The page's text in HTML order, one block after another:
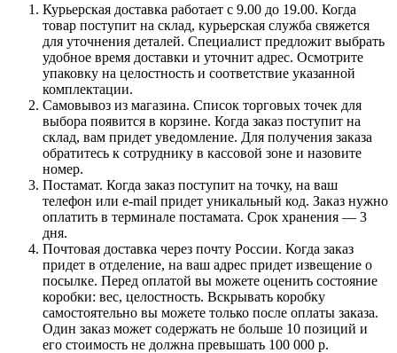
Курьерская доставка работает с 9.00 до 19.00. Когда
товар поступит на склад, курьерская служба свяжется
для уточнения деталей. Специалист предложит выбрать
удобное время доставки и уточнит адрес. Осмотрите
упаковку на целостность и соответствие указанной
комплектации.
Самовывоз из магазина. Список торговых точек для
выбора появится в корзине. Когда заказ поступит на
склад, вам придет уведомление. Для получения заказа
обратитесь к сотруднику в кассовой зоне и назовите
номер.
Постамат. Когда заказ поступит на точку, на ваш
телефон или e-mail придет уникальный код. Заказ нужно
оплатить в терминале постамата. Срок хранения — 3
дня.
Почтовая доставка через почту России. Когда заказ
придет в отделение, на ваш адрес придет извещение о
посылке. Перед оплатой вы можете оценить состояние
коробки: вес, целостность. Вскрывать коробку
самостоятельно вы можете только после оплаты заказа.
Один заказ может содержать не больше 10 позиций и
его стоимость не должна превышать 100 000 р.